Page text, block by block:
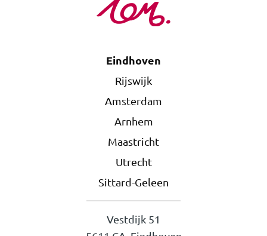
Eindhoven
Rijswijk
Amsterdam
Arnhem
Maastricht
Utrecht
Sittard-Geleen
Vestdijk 51